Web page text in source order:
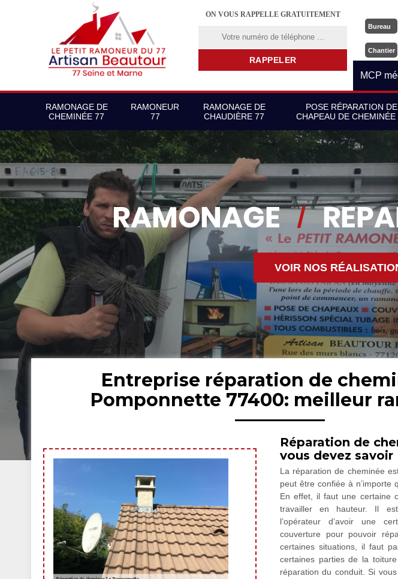
ON VOUS RAPPELLE GRATUITEMENT
Bureau
Chantier
MCP
RAMONAGE DE
CHEMINÉE 77
RAMONEUR
77
RAMONAGE DE
CHAUDIÈRE 77
POSE RÉPARATION DE
CHAPEAU DE CHEMINÉE
VOIR NOS
Entreprise réparation de
Pomponnette 77400: meilleur
Réparation de
vous devez savoir
La réparation de cheminée
peut être confiée à n’importe
En effet, il faut une certaine
travailler en hauteur. Il
l’opérateur d’avoir une
couverture pour pouvoir
certaines situations, il faut
certaines parties de la
réparation du conduit. Si